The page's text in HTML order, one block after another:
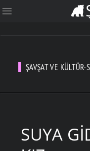
ŞAVŞAT VE KÜLTÜR-
SUYA